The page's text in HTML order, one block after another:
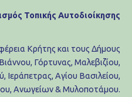
Τοπικής Αυτοδιοίκησης
Κρήτης και τους Δήμους
Γόρτυνας, Μαλεβιζίου,
Αγίου Βασιλείου,
Ανωγείων & Μυλοποτάμου.